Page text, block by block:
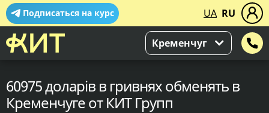
Подписаться на курс UA RU
Кременчуг
60975 доларів в гривнях обменять в
Кременчуге от КИТ Групп